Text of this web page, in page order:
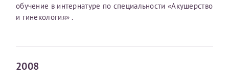
обучение в интернатуре по специальности «Акушерство
и гинекология» .
2008
ИНН Налогоплательщика*